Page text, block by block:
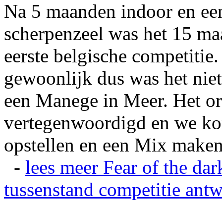
Na 5 maanden indoor en
scherpenzeel was het 15
eerste belgische
gewoonlijk dus was het
een Manege in Meer. Het
vertegenwoordigd en we
opstellen en een Mix
- lees meer Fear of the
tussenstand competitie